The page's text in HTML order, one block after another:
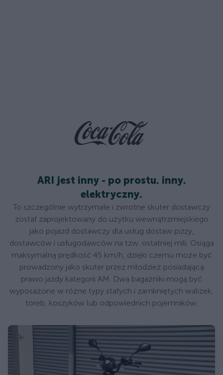
ARI jest inny - po prostu. inny.
elektryczny.
To szczególnie wytrzymałe i zwrotne skuter dostawczy
został zaprojektowany do użytku wewnątrzmiejskiego
jako pojazd dostawczy dla usług dostaw pizzy,
dostawców i usługodawców na tzw. ostatniej mili. Osiąga
maksymalną prędkość 45 km/h, dzięki czemu może być
prowadzony jako skuter przez młodzież posiadającą
prawo jazdy kategorii AM. Dwa bagażniki mogą być
wyposażone w różne typy stałych i zamkniętych walizek,
toreb, koszyków lub odpowiednich pojemników.